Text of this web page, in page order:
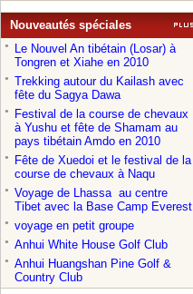
Nouveautés spéciales
●
Le Nouvel An tibétain (Losar) à
Tongren et Xiahe en 2010
●
Trekking autour du Kailash avec
fête du Sagya Dawa
●
Festival de la course de chevaux
à Yushu et fête de Shamam au
pays tibétain Amdo en 2010
●
Fête de Xuedoi et le festival de la
course de chevaux à Naqu
●
Voyage de Lhassa au centre
Tibet avec la Base Camp Everest
● voyage en petit groupe
● Anhui White House Golf Club
●
Anhui Huangshan Pine Golf &
Country Club